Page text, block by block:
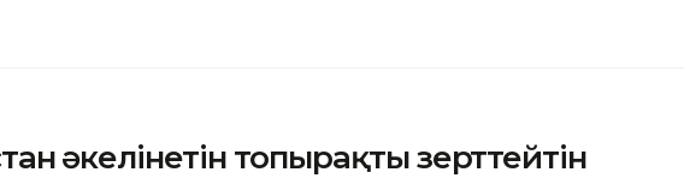
әкелінетін топырақты зерттейтін